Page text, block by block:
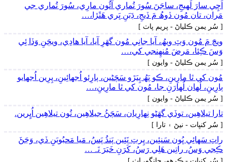
اَچِي سارَ لَھيجِ، ساجَنَ سُورَ تُماري آئُون مارِي، سُورَ تُماري جي
مَران، تان مُون ڏوھُ مَ ڏيجِ، ڊَبَنِ ڀَري ھَٿَڙا،…
[ سُر يمن ڪلياڻ - پريم پاٺ ]
ويڄَ مَ مُون وَٽِ ويھُ، آيا جانِي مُون گهَرِ آيا، آيا ھادِي، ويڄَنِ وَڏا ئِي
وَسَ ڪِئا، مَرضَ مُنھِنجي کي،…
[ سُر يمن ڪلياڻ - وايون ]
مُون کي ٿا مارِينِ، ڪو پَھُ پِيَڙو سَڄَڻين، ٻارِئو اُجهائِينِ، پِرِين اُجهايو
ٻارِينِ، لُھان لُھارَنِ جا، مُون کي ٿا مارِينِ،…
[ سُر يمن ڪلياڻ - وايون ]
تارا تيلاھِين، توڏي گهَڻو نِھارِيان، سَڄَڻُ جيلاھِين، تُون تيلاھِين اُڀِرين.
[ سُر کنڀات - نيڻ ۽ تارا ]
راتِ سَھائِي ڀُون سَنئِين، پِرتِ نَئِين پَنڌُ پَسُ، مَيا مَحبُوبَنِ ڏي، وَڃَڻَ
ڪِجي وَسُ، راتِين ھَلِي رَسُ، کَرَنِ خَبَرَ نَہ…
[ سُر کنڀات - ڪرھو، چانگو، اٺ ]